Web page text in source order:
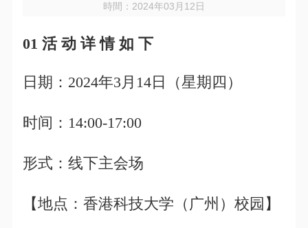
時間：2024年03月12日
01 活 动 详 情 如 下
日期：2024年3月14日（星期四）
时间：14:00-17:00
形式：线下主会场
【地点：香港科技大学（广州）校园】